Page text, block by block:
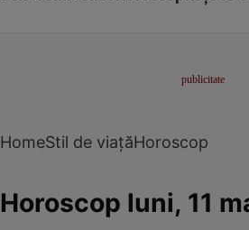
HomeStil de viațăHoroscop
Horoscop luni, 11